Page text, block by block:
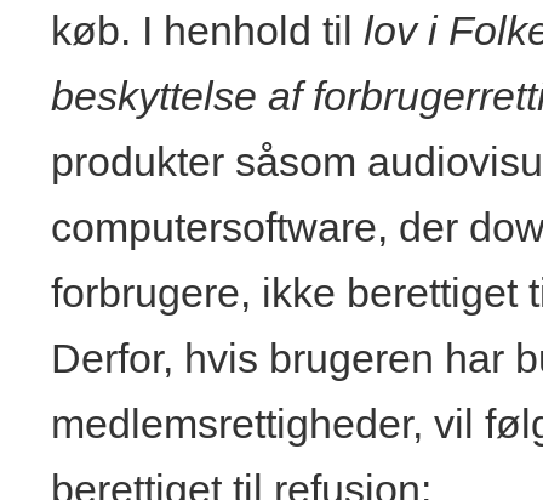
køb. I henhold til lov i
beskyttelse af
produkter såsom
computersoftware, der
forbrugere, ikke berettiget
Derfor, hvis brugeren har
medlemsrettigheder, vil
berettiget til refusion: